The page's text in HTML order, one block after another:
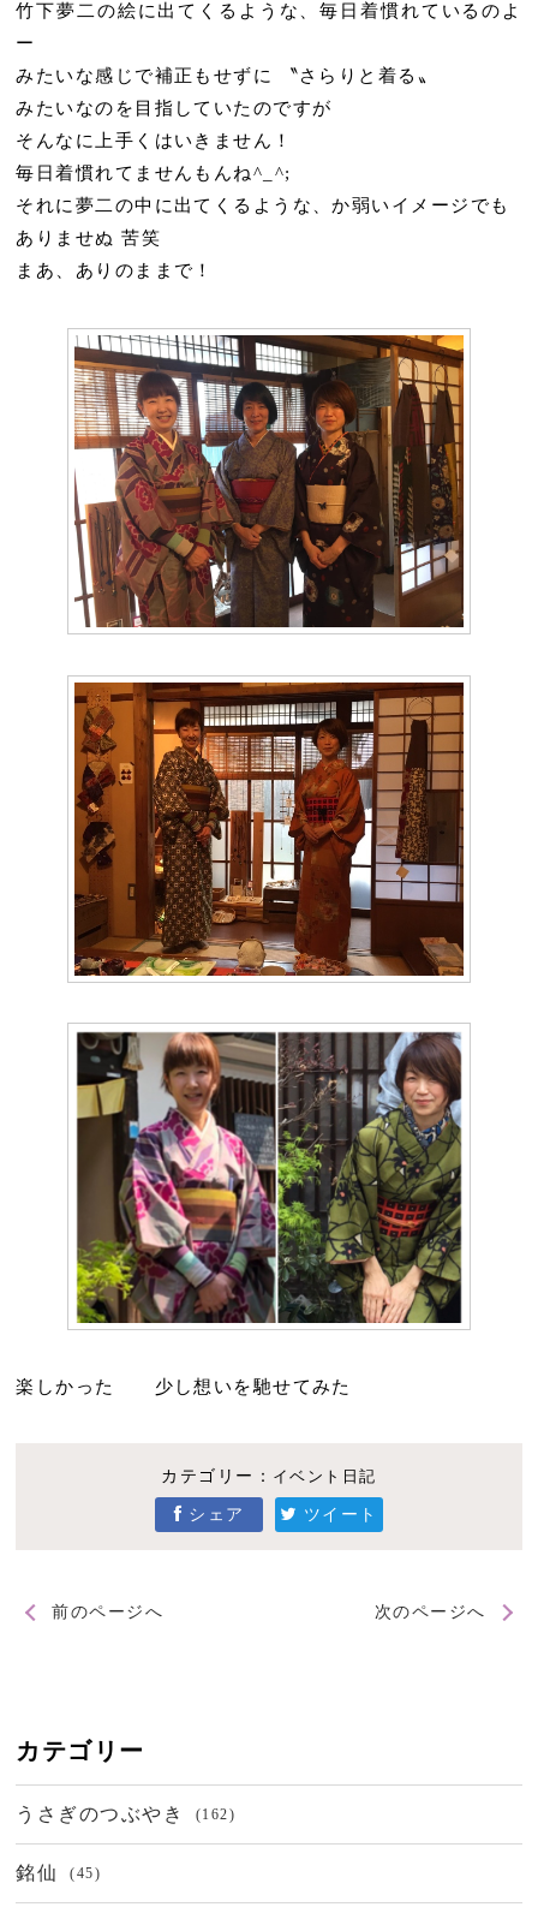
竹下夢二の絵に出てくるような、毎日着慣れているのよ
ー
みたいな感じで補正もせずに 〝さらりと着る〟
みたいなのを目指していたのですが
そんなに上手くはいきません！
毎日着慣れてませんもんね^_^;
それに夢二の中に出てくるような、か弱いイメージでも
ありませぬ 苦笑
まあ、ありのままで！
楽しかった 少し想いを馳せてみた
カテゴリー： イベント日記
シェア ツイート
前のページへ 次のページへ
カテゴリー
うさぎのつぶやき (162)
銘仙 (45)